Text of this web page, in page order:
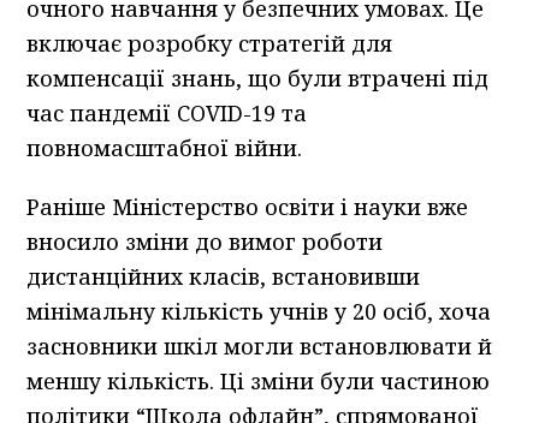
очного навчання у безпечних умовах. Це
включає розробку стратегій для
компенсації знань, що були втрачені під
час пандемії COVID-19 та
повномасштабної війни.
Раніше Міністерство освіти і науки вже
вносило зміни до вимог роботи
дистанційних класів, встановивши
мінімальну кількість учнів у 20 осіб, хоча
засновники шкіл могли встановлювати й
меншу кількість. Ці зміни були частиною
політики “Школа офлайн”, спрямованої